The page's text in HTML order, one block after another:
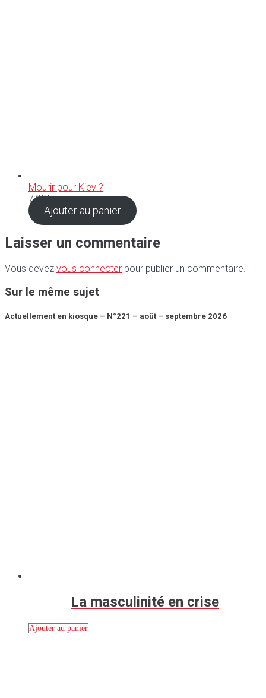
Mourir pour Kiev ?
7,90€
Ajouter au panier
Laisser un commentaire
Vous devez vous connecter pour publier un commentaire.
Sur le même sujet
Actuellement en kiosque – N°221 – août – septembre 2026
La masculinité en crise
Ajouter au panier